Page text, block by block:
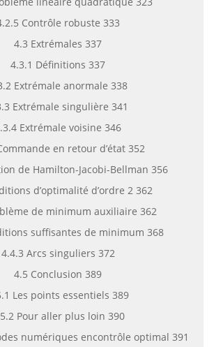
Contrôle robuste 333
4.3 Extrémales 337
4.3.1 Définitions 337
Extrémale anormale 338
Extrémale singulière 341
Extrémale voisine 346
en retour d’état 352
de Hamilton-Jacobi-Bellman 356
d’optimalité d’ordre 2 362
de minimum auxiliaire 362
suffisantes de minimum 368
4.4.3 Arcs singuliers 372
4.5 Conclusion 389
Les points essentiels 389
Pour aller plus loin 390
numériques encontrôle optimal 391